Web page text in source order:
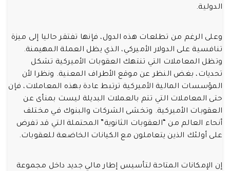
الدولية.
وعلى الرغم من تطلعات هذه الدول، فإنها تفتقر حاليا إلى ميزة
تنافسية على الدولار الأميركي، الذي يظل العملة المهيمنة.
وتظل المعاملات التي تنتهك العقوبات الأميركية تشكل
تحديات، بغض النظر عن موقع الأطراف المعنية. ونظرا لأن
المؤسسات المالية الأميركية ترتبط عادة بهذه المعاملات، فإن
حتى المعاملات التي تتم بالعملات البديلة ليست بمنأى عن
العقوبات الأميركية. وتخشى الشركات والبنوك في مختلف
أنحاء العالم من “العقوبات الثانوية” المحتملة التي قد تفرض
على أولئك الذين يتعاملون مع الكيانات الخاضعة للعقوبات.
إن الإمكانات المتاحة لتأسيس إطار مالي جديد داخل مجموعة